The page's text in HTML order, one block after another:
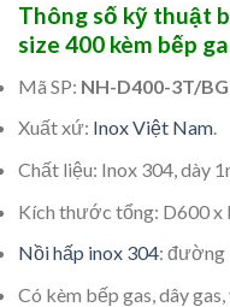
Thông số kỹ thuật
size 400 kèm bếp
Mã SP: NH-D400-3T/BG
Xuất xứ: Inox Việt Nam.
Chất liệu: Inox 304, dày
Kích thước tổng: D600 x
Nồi hấp inox 304: đường
Có kèm bếp gas, dây gas,